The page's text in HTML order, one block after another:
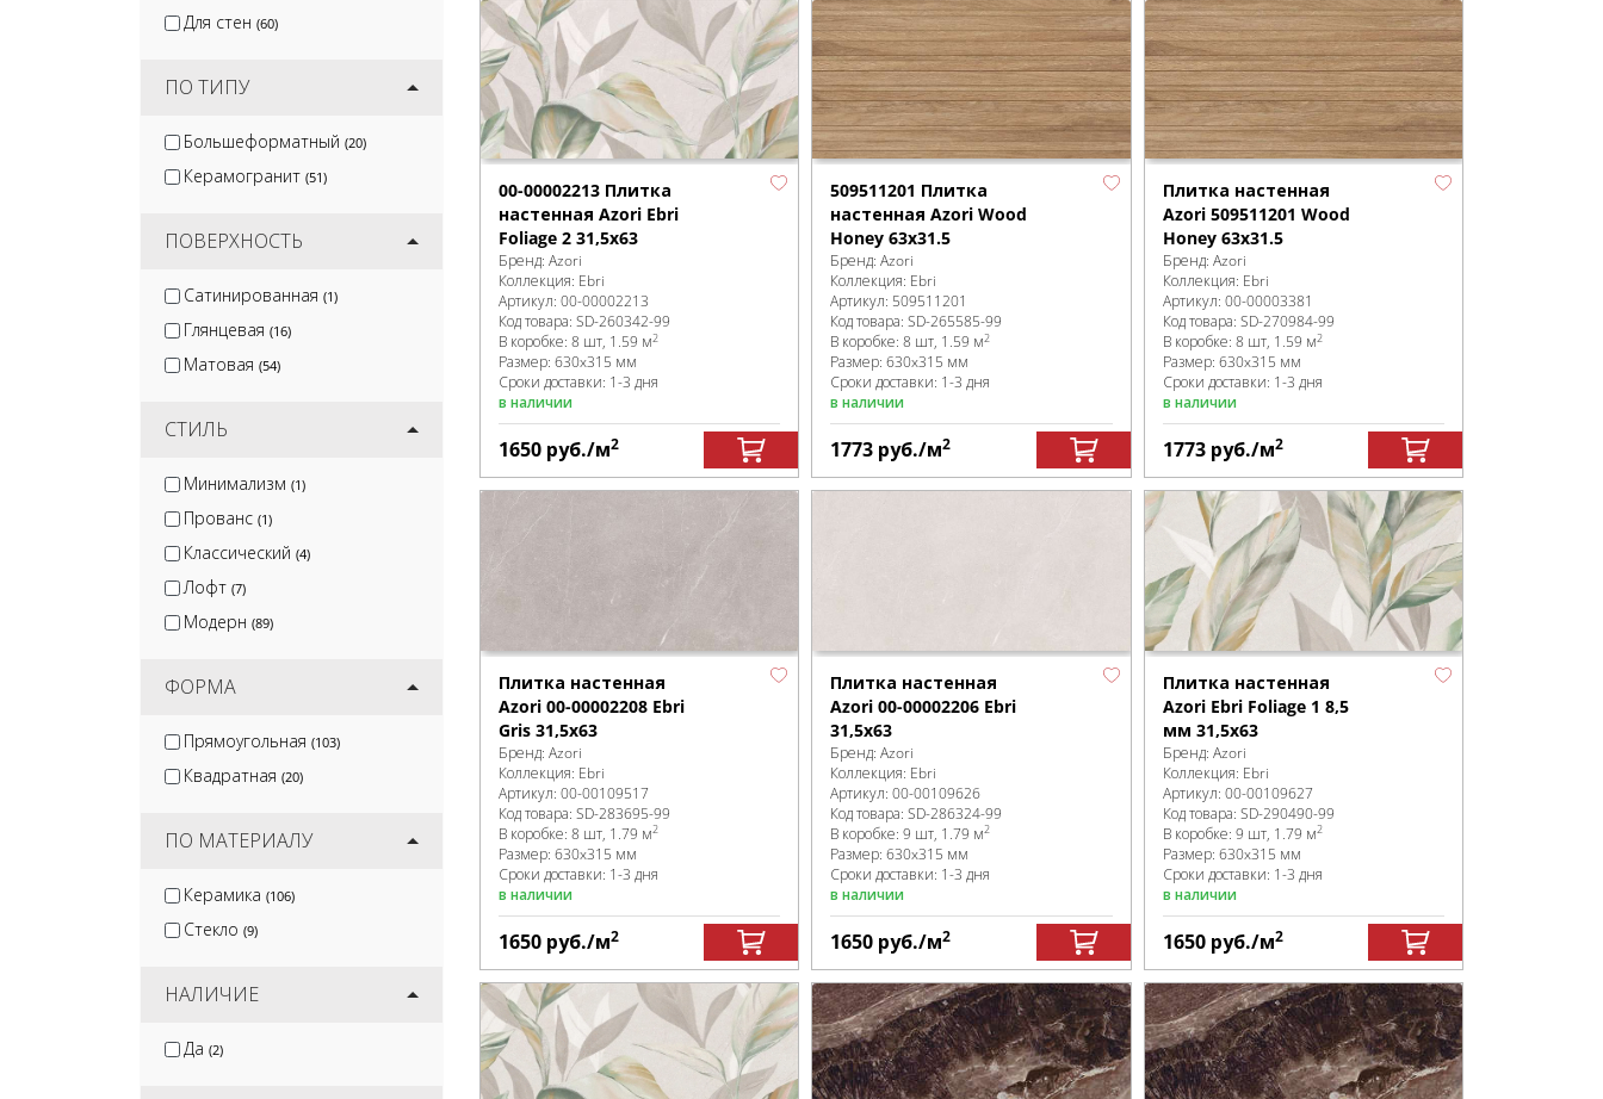
Для стен (60)
ПО ТИПУ
Большеформатный (20)
Керамогранит (51)
ПОВЕРХНОСТЬ
Сатинированная (1)
Глянцевая (16)
Матовая (54)
СТИЛЬ
Минимализм (1)
Прованс (1)
Классический (4)
Лофт (7)
Модерн (89)
ФОРМА
Прямоугольная (103)
Квадратная (20)
ПО МАТЕРИАЛУ
Керамика (106)
Стекло (9)
НАЛИЧИЕ
Да (2)
00-00002213 Плитка
настенная Azori Ebri
Foliage 2 31,5x63
Бренд: Azori
Коллекция: Ebri
Артикул: 00-00002213
Код товара: SD-260342-99
В коробке: 8 шт, 1.59 м2
Размер: 630x315 мм
Сроки доставки: 1-3 дня
в наличии
1650 руб./м2
509511201 Плитка
настенная Azori Wood
Honey 63x31.5
Бренд:Azori
Коллекция: Ebri
Артикул: 509511201
Код товара:SD-265585-99
В коробке:8 шт, 1.59 м2
Размер:630x315 мм
Сроки доставки: 1-3 дня
в наличии
1773 руб./м2
Плитка настенная
Azori 509511201 Wood
Honey 63x31.5
Бренд: Azori
Коллекция: Ebri
Артикул: 00-00003381
Код товара: SD-270984-99
В коробке: 8 шт, 1.59 м2
Размер: 630x315 мм
Сроки доставки: 1-3 дня
в наличии
1773 руб./м2
Плитка настенная
Azori 00-00002208 Ebri
Gris 31,5x63
Бренд: Azori
Коллекция: Ebri
Артикул: 00-00109517
Код товара: SD-283695-99
В коробке: 8 шт, 1.79 м2
Размер: 630x315 мм
Сроки доставки: 1-3 дня
в наличии
1650 руб./м2
Плитка настенная
Azori 00-00002206 Ebri
31,5x63
Бренд:Azori
Коллекция: Ebri
Артикул:00-00109626
Код товара:SD-286324-99
В коробке:9 шт, 1.79 м2
Размер:630x315 мм
Сроки доставки: 1-3 дня
в наличии
1650 руб./м2
Плитка настенная
Azori Ebri Foliage 1 8,5
мм 31,5x63
Бренд: Azori
Коллекция: Ebri
Артикул: 00-00109627
Код товара: SD-290490-99
В коробке: 9 шт, 1.79 м2
Размер: 630x315 мм
Сроки доставки: 1-3 дня
в наличии
1650 руб./м2